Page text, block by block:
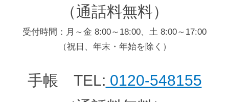
（通話料無料）
受付時間：月～金 8:00～18:00、土 8:00～17:00
（祝日、年末・年始を除く）
手帳 TEL: 0120-548155